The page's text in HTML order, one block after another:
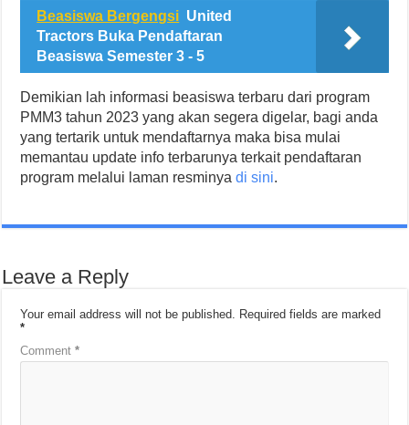
Beasiswa Bergengsi United
Tractors Buka Pendaftaran
Beasiswa Semester 3 - 5
Demikian lah informasi beasiswa terbaru dari program
PMM3 tahun 2023 yang akan segera digelar, bagi anda
yang tertarik untuk mendaftarnya maka bisa mulai
memantau update info terbarunya terkait pendaftaran
program melalui laman resminyadi sini.
Leave a Reply
Your email address will not be published. Required fields are marked
*
Comment*